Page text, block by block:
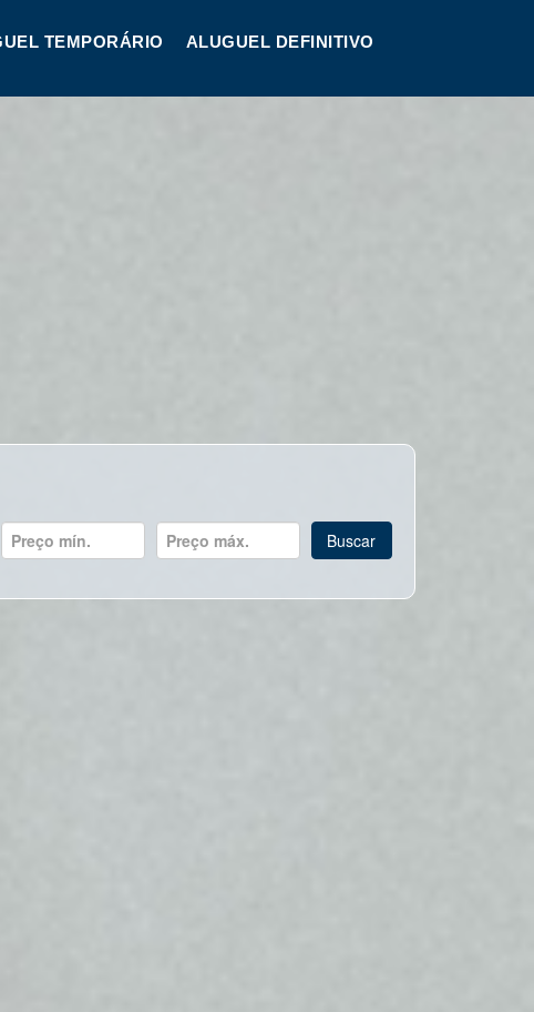
TEMPORÁRIO ALUGUEL DEFINITIVO